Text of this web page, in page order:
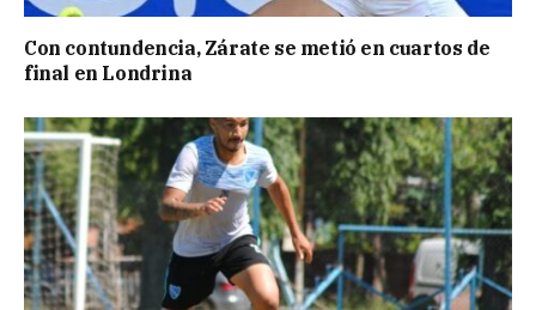
Con contundencia, Zárate se metió en cuartos de
final en Londrina